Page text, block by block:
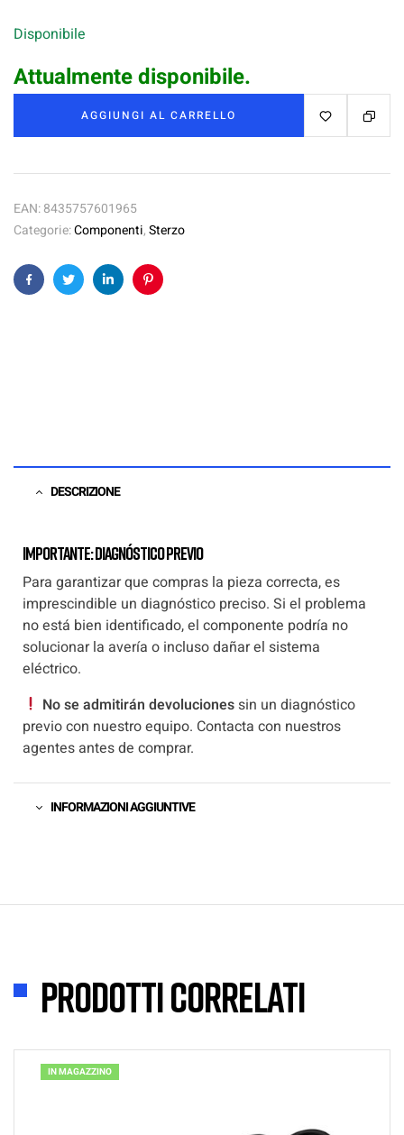
Disponibile
Attualmente disponibile.
AGGIUNGI AL CARRELLO
EAN:8435757601965
Categorie:Componenti,Sterzo
FacebookTwitterLinkedinPinterest
DESCRIZIONE
Importante: Diagnóstico previo
Para garantizar que compras la pieza correcta, es
imprescindible un diagnóstico preciso. Si el problema
no está bien identificado, el componente podría no
solucionar la avería o incluso dañar el sistema
eléctrico.
No se admitirán devolucionessin un diagnóstico
previo con nuestro equipo. Contacta con nuestros
agentes antes de comprar.
INFORMAZIONI AGGIUNTIVE
Prodotti correlati
IN MAGAZZINO